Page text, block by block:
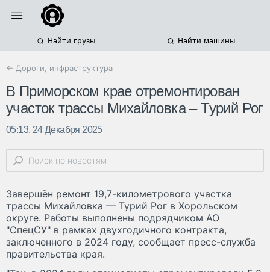
Найти грузы Найти машины
← Дороги, инфраструктура
В Приморском крае отремонтирован
участок трассы Михайловка – Турий Рог
05:13, 24 Декабря 2025
Завершён ремонт 19,7-километрового участка
трассы Михайловка — Турий Рог в Хорольском
округе. Работы выполнены подрядчиком АО
"СпецСУ" в рамках двухгодичного контракта,
заключенного в 2024 году, сообщает пресс-служба
правительства края.